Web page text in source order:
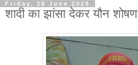
Friday, 26 June 2026
शादी का झांसा देकर यौन शोषण